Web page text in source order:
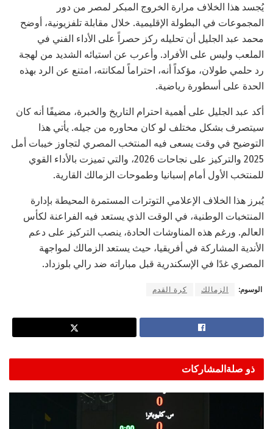
يُجسد هذا الخلاف مرارة الخروج المبكر لمصر من دور
المجموعات في البطولة الإقليمية. خلال مقابلة تلفزيونية، أوضح
محمد عبد الجليل أن تحليله ركز حصراً على الأداء الفني في
الملعب وليس على الأفراد. وأعرب عن استيائه الشديد من لهجة
رد حلمي طولان، مؤكداً أنه، احتراماً لمكانته، امتنع عن الرد بهذه
الحدة على أسطورة رياضية.
أكد عبد الجليل على أهمية احترام التاريخ والخبرة، مضيفًا أنه كان
سيتصرف بشكل مختلف لو كان محاوره من جيله. يأتي هذا
التوضيح في وقت يسعى فيه المنتخب المصري لتجاوز خيبات أمل
2025 والتركيز على نجاحات 2026، والتي تميزت بالأداء القوي
للمنتخب الأول أمام إسبانيا وطموحات الزمالك القارية.
يُبرز هذا الخلاف الإعلامي التوترات المستمرة المحيطة بإدارة
المنتخبات الوطنية، في الوقت الذي يستعد فيه الفراعنة لكأس
العالم. ورغم هذه المناوشات الحادة، ينصب التركيز على دعم
الأندية المشاركة في أفريقيا، حيث يستعد الزمالك لمواجهة
المصري غدًا في الإسكندرية قبل مباراته ضد رالي بلوزداد.
الوسوم: الزمالك كرة القدم
ذو صلةالمشاركات